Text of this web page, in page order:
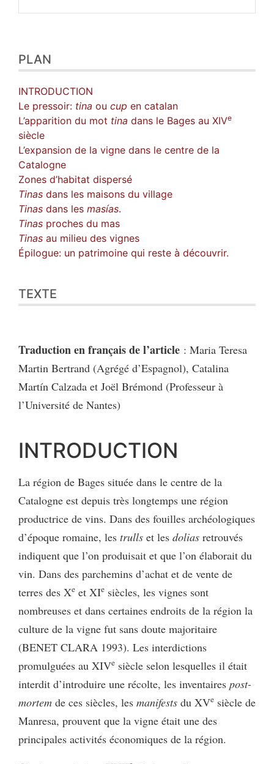
Texte
Bibliographie
Notes
Illustrations
Citer cet article
Auteur
PLAN
INTRODUCTION
Le pressoir: tina ou cup en catalan
L’apparition du mot tina dans le Bages au XIVe
siècle
L’expansion de la vigne dans le centre de la
Catalogne
Zones d’habitat dispersé
Tinas dans les maisons du village
Tinas dans les masías.
Tinas proches du mas
Tinas au milieu des vignes
Épilogue: un patrimoine qui reste à découvrir.
TEXTE
Traduction en français de l’article : Maria Teresa
Martin Bertrand (Agrégé d’Espagnol), Catalina
Martín Calzada et Joël Brémond (Professeur à
l’Université de Nantes)
INTRODUCTION
La région de Bages située dans le centre de la
Catalogne est depuis très longtemps une région
productrice de vins. Dans des fouilles archéologiques
d’époque romaine, les trulls et les dolias retrouvés
indiquent que l’on produisait et que l’on élaborait du
vin. Dans des parchemins d’achat et de vente de
terres des Xe et XIe siècles, les vignes sont
nombreuses et dans certaines endroits de la région la
culture de la vigne fut sans doute majoritaire
(BENET CLARA 1993). Les interdictions
promulguées au XIVe siècle selon lesquelles il était
interdit d’introduire une récolte, les inventaires post-
mortem de ces siècles, les manifests du XVe siècle de
Manresa, prouvent que la vigne était une des
principales activités économiques de la région.